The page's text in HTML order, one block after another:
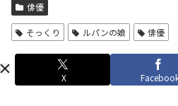
俳優
そっくり ルパンの娘 俳優
X